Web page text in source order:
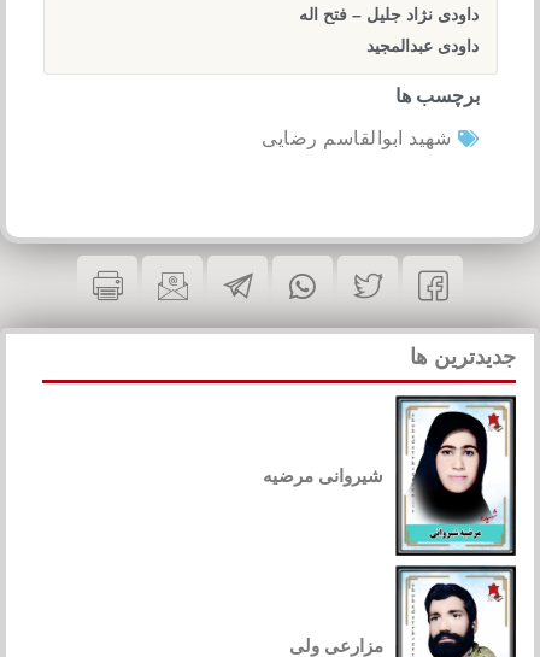
داودی نژاد جلیل – فتح اله
داودی عبدالمجید
برچسب ها
شهید ابوالقاسم رضایی
جدیدترین ها
شیروانی مرضیه
مزارعی ولی